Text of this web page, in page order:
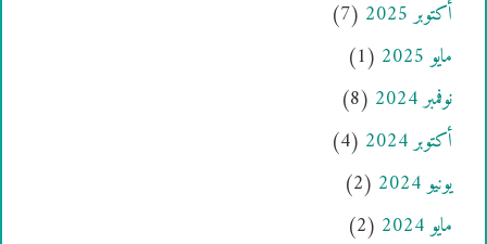
أكتوبر 2025
(7)
مايو 2025
(1)
نوفمبر 2024
(8)
أكتوبر 2024
(4)
يونيو 2024
(2)
مايو 2024
(2)